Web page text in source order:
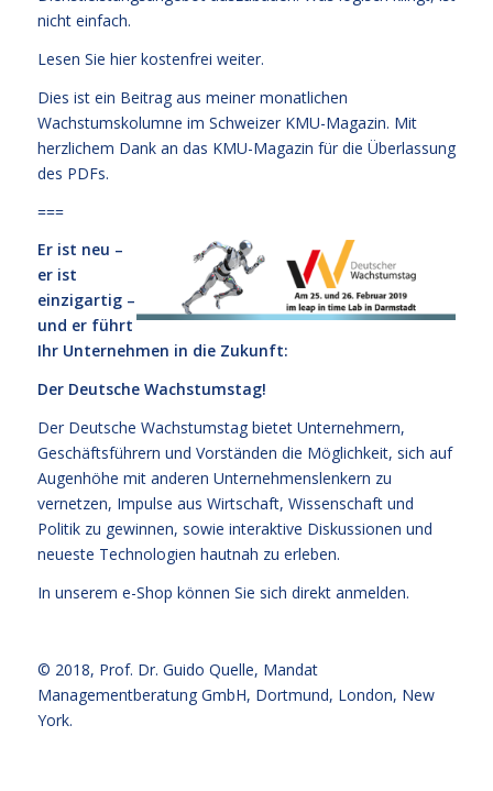
nicht einfach.
Lesen Sie hier kostenfrei weiter.
Dies ist ein Beitrag aus meiner monatlichen
Wachstumskolumne im Schweizer KMU-Magazin. Mit
herzlichem Dank an das KMU-Magazin für die Überlassung
des PDFs.
===
Er ist neu –
er ist
einzigartig –
und er führt
Ihr Unternehmen in die Zukunft:
Der Deutsche Wachstumstag!
Der Deutsche Wachstumstag bietet Unternehmern,
Geschäftsführern und Vorständen die Möglichkeit, sich auf
Augenhöhe mit anderen Unternehmenslenkern zu
vernetzen, Impulse aus Wirtschaft, Wissenschaft und
Politik zu gewinnen, sowie interaktive Diskussionen und
neueste Technologien hautnah zu erleben.
In unserem e-Shop können Sie sich direkt anmelden.
© 2018, Prof. Dr. Guido Quelle, Mandat
Managementberatung GmbH, Dortmund, London, New
York.